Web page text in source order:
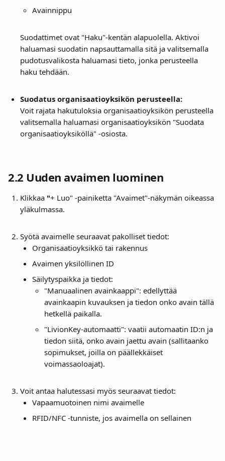
Avainnippu
Suodattimet ovat "Haku"-kentän alapuolella. Aktivoi
haluamasi suodatin napsauttamalla sitä ja valitsemalla
pudotusvalikosta haluamasi tieto, jonka perusteella
haku tehdään.
Suodatus organisaatioyksikön perusteella:
Voit rajata hakutuloksia organisaatioyksikön perusteella
valitsemalla haluamasi organisaatioyksikön "Suodata
organisaatioyksiköllä" -osiosta.
2.2 Uuden avaimen luominen
Klikkaa "+ Luo" -painiketta "Avaimet"-näkymän oikeassa
yläkulmassa.
Syötä avaimelle seuraavat pakolliset tiedot:
Organisaatioyksikkö tai rakennus
Avaimen yksilöllinen ID
Säilytyspaikka ja tiedot:
"Manuaalinen avainkaappi": edellyttää
avainkaapin kuvauksen ja tiedon onko avain tällä
hetkellä paikalla.
"LivionKey-automaatti": vaatii automaatin ID:n ja
tiedon siitä, onko avain jaettu avain (sallitaanko
sopimukset, joilla on päällekkäiset
voimassaoloajat).
Voit antaa halutessasi myös seuraavat tiedot:
Vapaamuotoinen nimi avaimelle
RFID/NFC -tunniste, jos avaimella on sellainen